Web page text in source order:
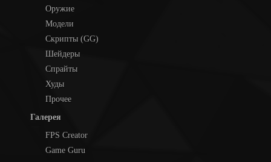
Оружие
Модели
Скрипты (GG)
Шейдеры
Спрайты
Худы
Прочее
Галерея
FPS Creator
Game Guru